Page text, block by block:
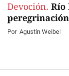
Devoción. Río
Por Agustín Weibel